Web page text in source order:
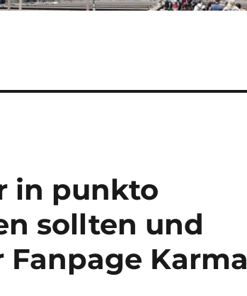
in punkto
sollten und
Karma